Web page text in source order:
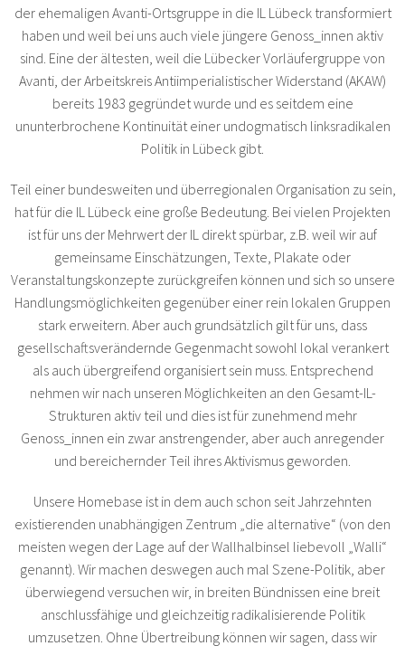
der ehemaligen Avanti-Ortsgruppe in die IL Lübeck transformiert
haben und weil bei uns auch viele jüngere Genoss_innen aktiv
sind. Eine der ältesten, weil die Lübecker Vorläufergruppe von
Avanti, der Arbeitskreis Antiimperialistischer Widerstand (AKAW)
bereits 1983 gegründet wurde und es seitdem eine
ununterbrochene Kontinuität einer undogmatisch linksradikalen
Politik in Lübeck gibt.
Teil einer bundesweiten und überregionalen Organisation zu sein,
hat für die IL Lübeck eine große Bedeutung. Bei vielen Projekten
ist für uns der Mehrwert der IL direkt spürbar, z.B. weil wir auf
gemeinsame Einschätzungen, Texte, Plakate oder
Veranstaltungskonzepte zurückgreifen können und sich so unsere
Handlungsmöglichkeiten gegenüber einer rein lokalen Gruppen
stark erweitern. Aber auch grundsätzlich gilt für uns, dass
gesellschaftsverändernde Gegenmacht sowohl lokal verankert
als auch übergreifend organisiert sein muss. Entsprechend
nehmen wir nach unseren Möglichkeiten an den Gesamt-IL-
Strukturen aktiv teil und dies ist für zunehmend mehr
Genoss_innen ein zwar anstrengender, aber auch anregender
und bereichernder Teil ihres Aktivismus geworden.
Unsere Homebase ist in dem auch schon seit Jahrzehnten
existierenden unabhängigen Zentrum „die alternative“ (von den
meisten wegen der Lage auf der Wallhalbinsel liebevoll „Walli“
genannt). Wir machen deswegen auch mal Szene-Politik, aber
überwiegend versuchen wir, in breiten Bündnissen eine breit
anschlussfähige und gleichzeitig radikalisierende Politik
umzusetzen. Ohne Übertreibung können wir sagen, dass wir